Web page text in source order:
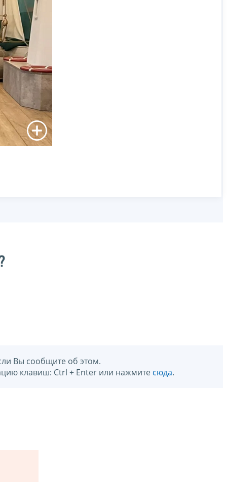
Вы сообщите об этом.
клавиш: Ctrl + Enter или нажмите сюда.